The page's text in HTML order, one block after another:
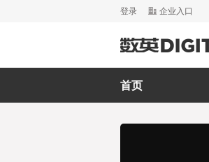
登录 企业入口
首页